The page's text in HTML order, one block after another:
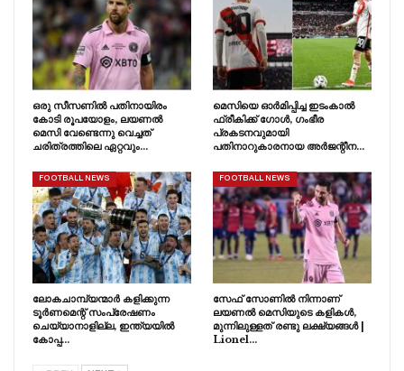
ഒരു സീസണിൽ പതിനായിരം
കോടി രൂപയോളം, ലയണൽ
മെസി വേണ്ടെന്നു വെച്ചത്
ചരിത്രത്തിലെ ഏറ്റവും…
മെസിയെ ഓർമിപ്പിച്ച ഇടംകാൽ
ഫ്രീകിക്ക് ഗോൾ, ഗംഭീര
പ്രകടനവുമായി
പതിനാറുകാരനായ അർജന്റീന…
FOOTBALL NEWS
ലോകചാമ്പ്യന്മാർ കളിക്കുന്ന
ടൂർണമെന്റ് സംപ്രേഷണം
ചെയ്യാനാളില്ല, ഇന്ത്യയിൽ
കോപ്പ…
FOOTBALL NEWS
സേഫ് സോണിൽ നിന്നാണ്
ലയണൽ മെസിയുടെ കളികൾ,
മുന്നിലുള്ളത് രണ്ടു ലക്ഷ്യങ്ങൾ |
Lionel…